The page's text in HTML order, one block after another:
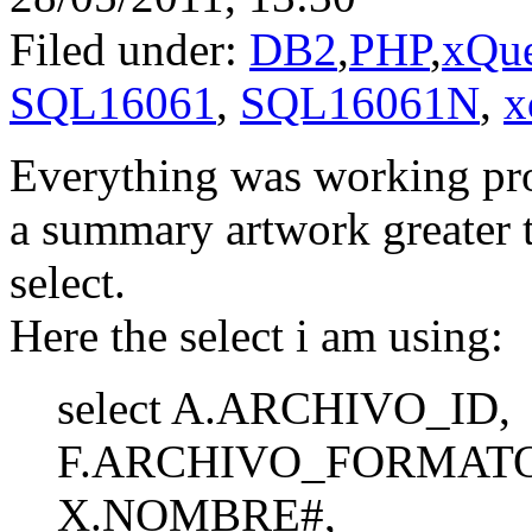
Filed under: DB2,PHP,
SQL16061, SQL16061N,
Everything was working
a summary artwork greater
select.
Here the select i am using:
select A.ARCHIVO_ID,
X.NOMBRE#,